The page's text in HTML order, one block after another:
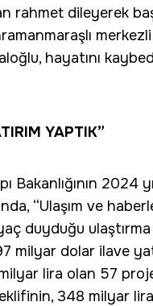
rahmet dileyerek
hayatını
YAPTIK”
Bakanlığının 2024
“Ulaşım ve
duyduğu ulaştırma
milyar dolar ilave
lira olan 57
348 milyar